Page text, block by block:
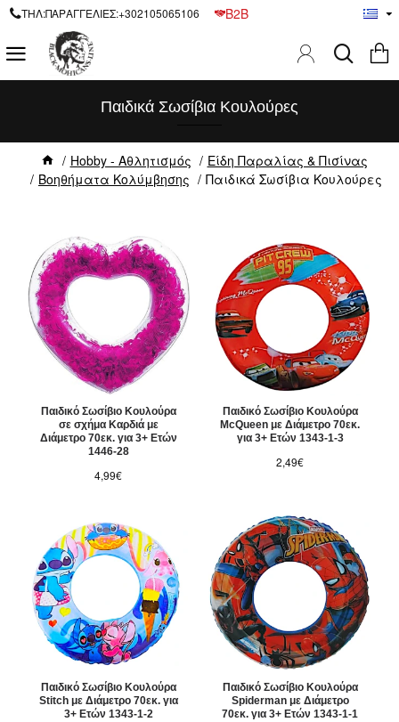
ΤΗΛ:ΠΑΡΑΓΓΕΛΙΕΣ:+302105065106 B2B
Hobby - Αθλητισμός
Είδη Παραλίας & Πισίνας
Βοηθήματα Κολύμβησης
Παιδικά Σωσίβια Κουλούρες
Παιδικά Σωσίβια Κουλούρες
Παιδικό Σωσίβιο Κουλούρα
σε σχήμα Καρδιά με
Διάμετρο 70εκ. για 3+ Ετών
1446-28
4,99€
Παιδικό Σωσίβιο Κουλούρα
McQueen με Διάμετρο 70εκ.
για 3+ Ετών 1343-1-3
2,49€
Παιδικό Σωσίβιο Κουλούρα
Stitch με Διάμετρο 70εκ. για
3+ Ετών 1343-1-2
Παιδικό Σωσίβιο Κουλούρα
Spiderman με Διάμετρο
70εκ. για 3+ Ετών 1343-1-1